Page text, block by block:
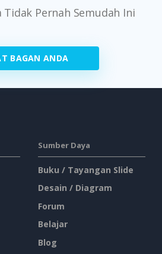
Tidak Pernah Semudah Ini
BAGAN ANDA
Sumber Daya
Buku / Tayangan Slide
Desain / Diagram
Forum
Belajar
Blog